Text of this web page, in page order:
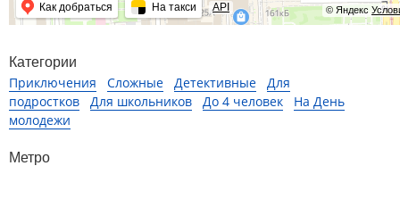
© Яндекс
Как добраться На такси API
Категории
Приключения Сложные Детективные
Для
подростков
Для школьников До 4 человек
На День
молодежи
Метро